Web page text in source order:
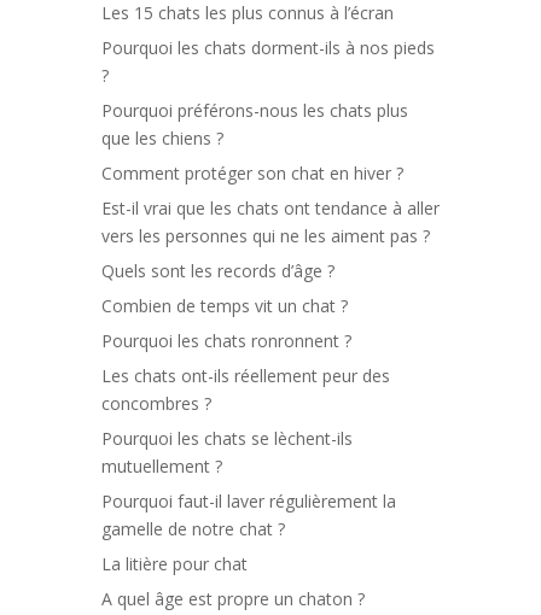
Les 15 chats les plus connus à l’écran
Pourquoi les chats dorment-ils à nos pieds
?
Pourquoi préférons-nous les chats plus
que les chiens ?
Comment protéger son chat en hiver ?
Est-il vrai que les chats ont tendance à aller
vers les personnes qui ne les aiment pas ?
Quels sont les records d’âge ?
Combien de temps vit un chat ?
Pourquoi les chats ronronnent ?
Les chats ont-ils réellement peur des
concombres ?
Pourquoi les chats se lèchent-ils
mutuellement ?
Pourquoi faut-il laver régulièrement la
gamelle de notre chat ?
La litière pour chat
A quel âge est propre un chaton ?